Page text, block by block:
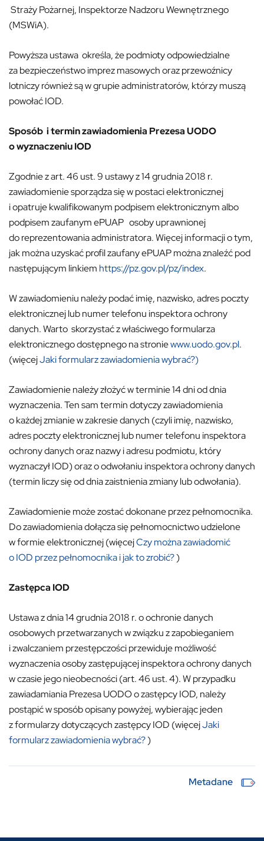
Straży Pożarnej, Inspektorze Nadzoru Wewnętrznego
(MSWiA).
Powyższa ustawa określa, że podmioty odpowiedzialne
za bezpieczeństwo imprez masowych oraz przewoźnicy
lotniczy również są w grupie administratorów, którzy muszą
powołać IOD.
Sposób i termin zawiadomienia Prezesa UODO
o wyznaczeniu IOD
Zgodnie z art. 46 ust. 9 ustawy z 14 grudnia 2018 r.
zawiadomienie sporządza się w postaci elektronicznej
i opatruje kwalifikowanym podpisem elektronicznym albo
podpisem zaufanym ePUAP osoby uprawnionej
do reprezentowania administratora. Więcej informacji o tym,
jak można uzyskać profil zaufany ePUAP można znaleźć pod
następującym linkiem https://pz.gov.pl/pz/index.
W zawiadomieniu należy podać imię, nazwisko, adres poczty
elektronicznej lub numer telefonu inspektora ochrony
danych. Warto skorzystać z właściwego formularza
elektronicznego dostępnego na stroniewww.uodo.gov.pl.
(więcejJaki formularz zawiadomienia wybrać?)
Zawiadomienie należy złożyć w terminie 14 dni od dnia
wyznaczenia. Ten sam termin dotyczy zawiadomienia
o każdej zmianie w zakresie danych (czyli imię, nazwisko,
adres poczty elektronicznej lub numer telefonu inspektora
ochrony danych oraz nazwy i adresu podmiotu, który
wyznaczył IOD) oraz o odwołaniu inspektora ochrony danych
(termin liczy się od dnia zaistnienia zmiany lub odwołania).
Zawiadomienie może zostać dokonane przez pełnomocnika.
Do zawiadomienia dołącza się pełnomocnictwo udzielone
w formie elektronicznej (więcejCzy można zawiadomić
o IOD przez pełnomocnika i jak to zrobić?)
Zastępca IOD
Ustawa z dnia 14 grudnia 2018 r. o ochronie danych
osobowych przetwarzanych w związku z zapobieganiem
i zwalczaniem przestępczości przewiduje możliwość
wyznaczenia osoby zastępującej inspektora ochrony danych
w czasie jego nieobecności (art. 46 ust. 4). W przypadku
zawiadamiania Prezesa UODO o zastępcy IOD, należy
postąpić w sposób opisany powyżej, wybierając jeden
z formularzy dotyczących zastępcy IOD (więcejJaki
formularz zawiadomienia wybrać?)
Metadane